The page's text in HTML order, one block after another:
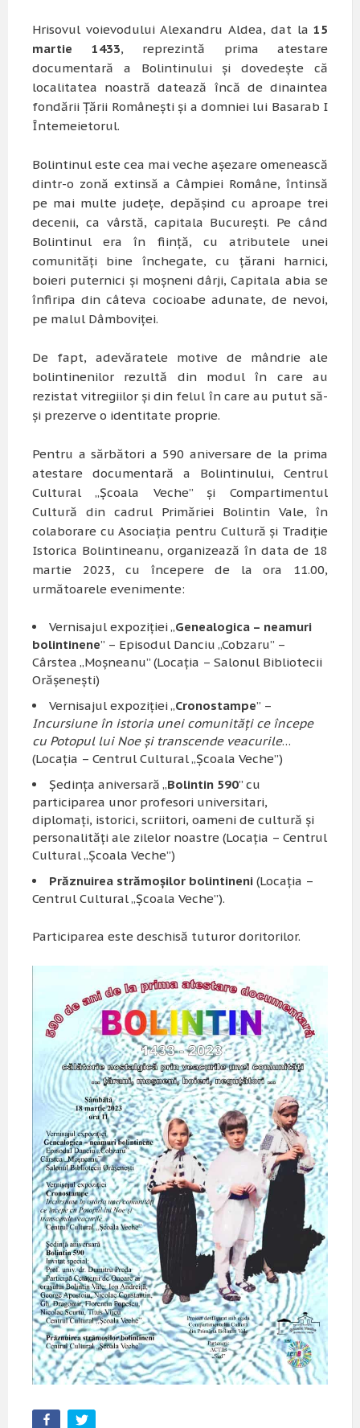
Hrisovul voievodului Alexandru Aldea, dat la 15
martie 1433, reprezintă prima atestare
documentară a Bolintinului şi dovedeşte că
localitatea noastră datează încă de dinaintea
fondării Ţării Româneşti şi a domniei lui Basarab I
Întemeietorul.
Bolintinul este cea mai veche aşezare omenească
dintr-o zonă extinsă a Câmpiei Române, întinsă
pe mai multe judeţe, depăşind cu aproape trei
decenii, ca vârstă, capitala Bucureşti. Pe când
Bolintinul era în fiinţă, cu atributele unei
comunităţi bine închegate, cu ţărani harnici,
boieri puternici şi moşneni dârji, Capitala abia se
înfiripa din câteva cocioabe adunate, de nevoi,
pe malul Dâmboviţei.
De fapt, adevăratele motive de mândrie ale
bolintinenilor rezultă din modul în care au
rezistat vitregiilor şi din felul în care au putut să-
şi prezerve o identitate proprie.
Pentru a sărbători a 590 aniversare de la prima
atestare documentară a Bolintinului, Centrul
Cultural „Şcoala Veche” şi Compartimentul
Cultură din cadrul Primăriei Bolintin Vale, în
colaborare cu Asociaţia pentru Cultură şi Tradiţie
Istorica Bolintineanu, organizează în data de 18
martie 2023, cu începere de la ora 11.00,
următoarele evenimente:
Vernisajul expoziţiei „Genealogica – neamuri
bolintinene” – Episodul Danciu „Cobzaru” –
Cârstea „Moşneanu” (Locaţia – Salonul Bibliotecii
Orăşeneşti)
Vernisajul expoziţiei „Cronostampe” –
Incursiune în istoria unei comunităţi ce începe
cu Potopul lui Noe şi transcende veacurile…
(Locaţia – Centrul Cultural „Şcoala Veche”)
Şedinţa aniversară „Bolintin 590” cu
participarea unor profesori universitari,
diplomaţi, istorici, scriitori, oameni de cultură şi
personalităţi ale zilelor noastre (Locaţia – Centrul
Cultural „Şcoala Veche”)
Prăznuirea strămoşilor bolintineni (Locaţia –
Centrul Cultural „Şcoala Veche”).
Participarea este deschisă tuturor doritorilor.